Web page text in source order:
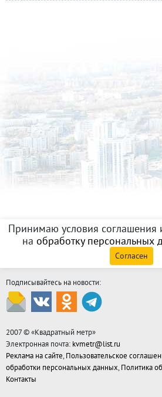
Принимаю условия соглашения
на обработку персональных
Согласен
Подписывайтесь на новости:
2007 © «Квадратный метр»
Электронная почта: kvmetr@list.ru
Реклама на сайте, Пользовательское
обработки персональных данных, Политика
Контакты